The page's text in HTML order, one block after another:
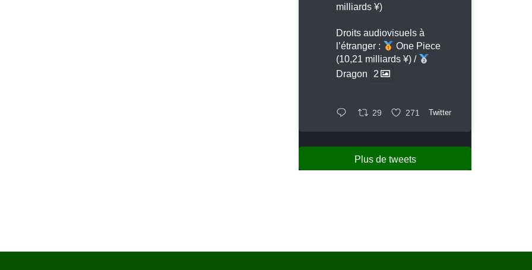
milliards ¥)
Droits audiovisuels à
l’étranger :
One Piece
(10,21 milliards ¥) /
Dragon
2
29 271 Twitter
Plus de tweets